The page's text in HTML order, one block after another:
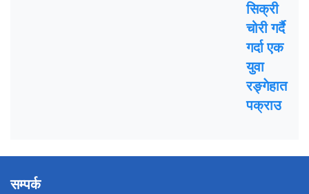
सिक्री
चोरी गर्दै
गर्दा एक
युवा
रङ्गेहात
पक्राउ
सम्पर्क